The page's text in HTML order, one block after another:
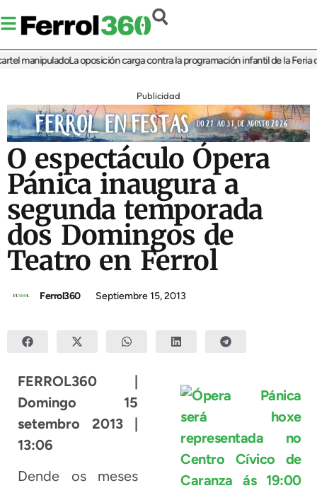
manipuladoLa oposición carga contra la programación infantil de la Feria de
Publicidad
O espectáculo Ópera
Pánica inaugura a
segunda temporada
dos Domingos de
Teatro en Ferrol
Ferrol360 Septiembre 15, 2013
FERROL360 |
Domingo 15
setembro 2013 |
13:06
Dende os meses